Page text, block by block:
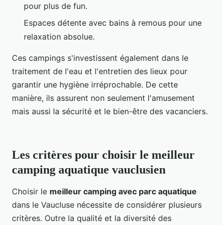
pour plus de fun.
Espaces détente avec bains à remous pour une
relaxation absolue.
Ces campings s'investissent également dans le
traitement de l'eau et l'entretien des lieux pour
garantir une hygiène irréprochable. De cette
manière, ils assurent non seulement l'amusement
mais aussi la sécurité et le bien-être des vacanciers.
Les critères pour choisir le meilleur
camping aquatique vauclusien
Choisir le meilleur camping avec parc aquatique
dans le Vaucluse nécessite de considérer plusieurs
critères. Outre la qualité et la diversité des